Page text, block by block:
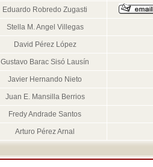
Eduardo Robredo Zugasti
Stella M. Angel Villegas
David Pérez López
Gustavo Barac Sisó Lausín
Javier Hernando Nieto
Juan E. Mansilla Berrios
Fredy Andrade Santos
Arturo Pérez Arnal